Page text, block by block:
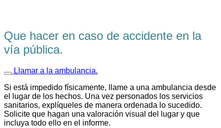
Que hacer en caso de accidente en la
vía pública.
Llamar a la ambulancia.
Si está impedido físicamente, llame a una ambulancia desde
el lugar de los hechos. Una vez personados los servicios
sanitarios, explíqueles de manera ordenada lo sucedido.
Solicite que hagan una valoración visual del lugar y que
incluya todo ello en el informe.